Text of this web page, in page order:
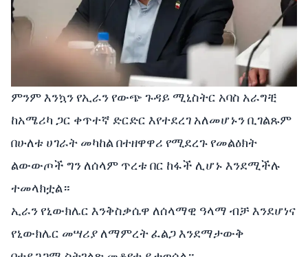
ምንም እንኳን የኢራን የውጭ ጉዳይ ሚኒስትር አባስ አራግቺ
ከአሜሪካ ጋር ቀጥተኛ ድርድር እየተደረገ አለመሆኑን ቢገልጹም
በሁለቱ ሀገራት መካከል በተዘዋዋሪ የሚደረጉ የመልዕክት
ልውውጦች ግን ለሰላም ጥረቱ በር ከፋች ሊሆኑ እንደሚችሉ
ተመላክቷል።
ኢራን የኒውክሌር እንቅስቃሴዋ ለሰላማዊ ዓላማ ብቻ እንደሆነና
የኒውክሌር መሣሪያ ለማምረት ፈልጋ እንደማታውቅ